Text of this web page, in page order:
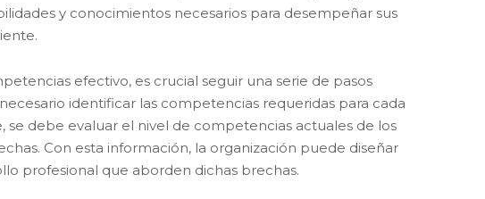
y conocimientos necesarios para desempeñar sus
efectivo, es crucial seguir una serie de pasos
identificar las competencias requeridas para cada
debe evaluar el nivel de competencias actuales de los
Con esta información, la organización puede diseñar
profesional que aborden dichas brechas.